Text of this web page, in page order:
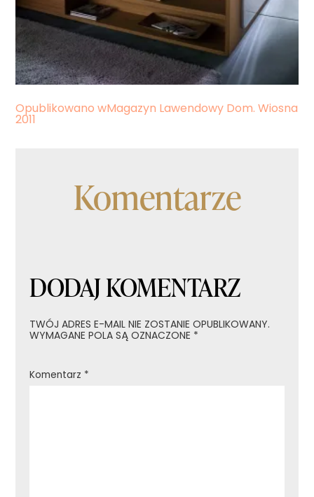
Nawigacja
Opublikowano wMagazyn Lawendowy Dom. Wiosna
2011
Komentarze
DODAJ KOMENTARZ
TWÓJ ADRES E-MAIL NIE ZOSTANIE OPUBLIKOWANY.
WYMAGANE POLA SĄ OZNACZONE *
Komentarz *